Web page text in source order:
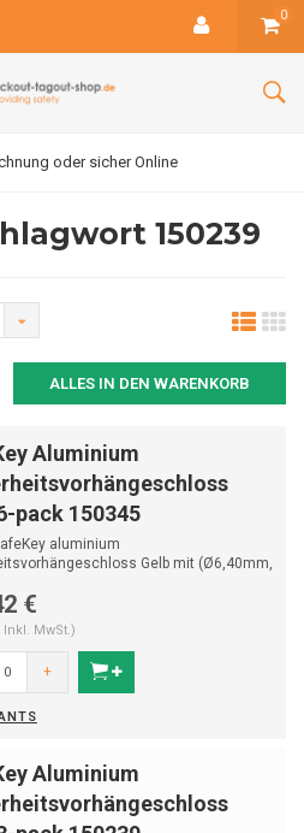
0
oder sicher Online
150239
ALLES IN DEN WARENKORB
Aluminium
pack 150345
aluminium
Gelb mit (Ø6,40mm,
€
Inkl. MwSt.)
+
Aluminium